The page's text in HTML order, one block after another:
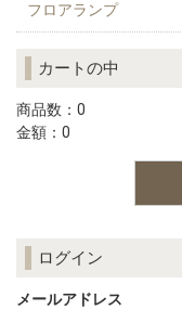
フロアランプ
カートの中
商品数：0
金額：0
ログイン
メールアドレス